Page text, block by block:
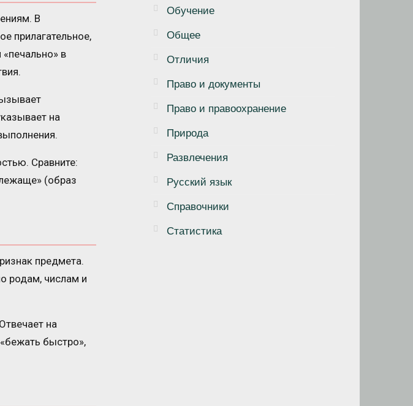
В
прилагательное,
в
на
Сравните:
(образ
предмета.
родам, числам и
на
«бежать быстро»,
Обучение
Общее
Отличия
Право и документы
Право и правоохранение
Природа
Развлечения
Русский язык
Справочники
Статистика